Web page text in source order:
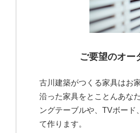
ご要望のオー
古川建築がつくる家具はお
沿った家具をとことんあな
ングテーブルや、TVボード
て作ります。